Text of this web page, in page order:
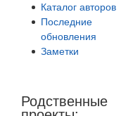
Каталог авторов
Последние
обновления
Заметки
Родственные